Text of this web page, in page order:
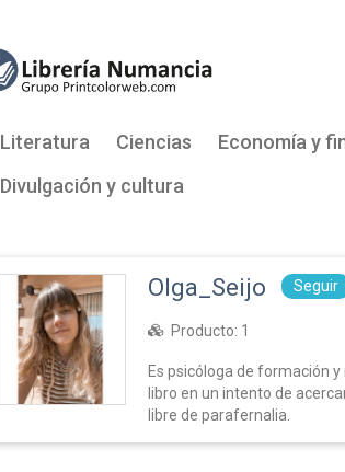
Literatura Ciencias Economía y
Divulgación y cultura
Olga_Seijo Seguir
Producto: 1
Es psicóloga de formación
libro en un intento de
libre de parafernalia.